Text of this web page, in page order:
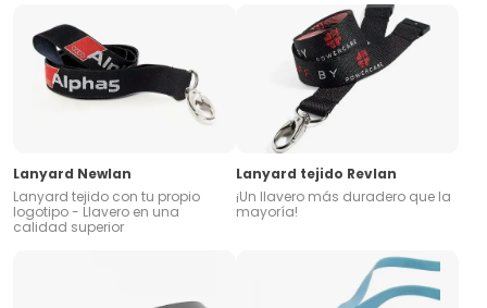
Lanyard Newlan
Lanyard tejido con tu propio
logotipo - Llavero en una
calidad superior
Lanyard tejido Revlan
¡Un llavero más duradero que la
mayoría!